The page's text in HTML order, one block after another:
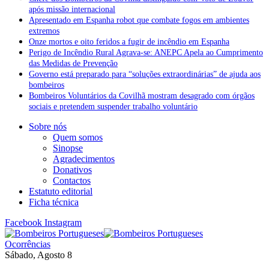
após missão internacional
Apresentado em Espanha robot que combate fogos em ambientes
extremos
Onze mortos e oito feridos a fugir de incêndio em Espanha
Perigo de Incêndio Rural Agrava-se: ANEPC Apela ao Cumprimento
das Medidas de Prevenção
Governo está preparado para “soluções extraordinárias” de ajuda aos
bombeiros
Bombeiros Voluntários da Covilhã mostram desagrado com órgãos
sociais e pretendem suspender trabalho voluntário
Sobre nós
Quem somos
Sinopse
Agradecimentos
Donativos
Contactos
Estatuto editorial
Ficha técnica
Facebook Instagram
Ocorrências
Sábado, Agosto 8